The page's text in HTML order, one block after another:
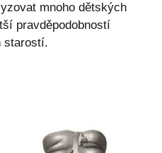
mnoho dětských
pravděpodobností
starostí.